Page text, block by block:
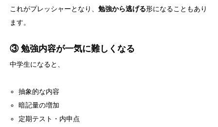
これがプレッシャーとなり、 勉強から逃げる形になることもあり
ます。
③ 勉強内容が一気に難しくなる
中学生になると、
抽象的な内容
暗記量の増加
定期テスト・内申点